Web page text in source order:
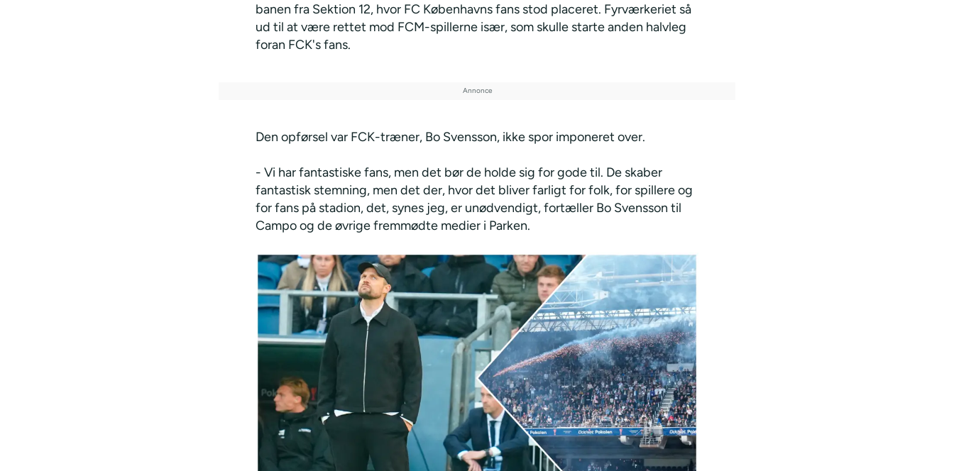
banen fra Sektion 12, hvor FC Københavns fans stod placeret. Fyrværkeriet så
ud til at være rettet mod FCM-spillerne især, som skulle starte anden halvleg
foran FCK's fans.
Den opførsel var FCK-træner, Bo Svensson, ikke spor imponeret over.
- Vi har fantastiske fans, men det bør de holde sig for gode til. De skaber
fantastisk stemning, men det der, hvor det bliver farligt for folk, for spillere og
for fans på stadion, det, synes jeg, er unødvendigt, fortæller Bo Svensson til
Campo og de øvrige fremmødte medier i Parken.